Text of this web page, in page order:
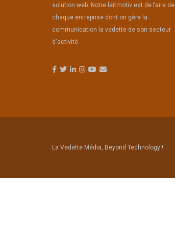
solution web. Notre leitmotiv est de faire de
chaque entreprise dont on gère la
communication la vedette de son secteur
d'activité.
La Vedette Média, Beyond Technology !